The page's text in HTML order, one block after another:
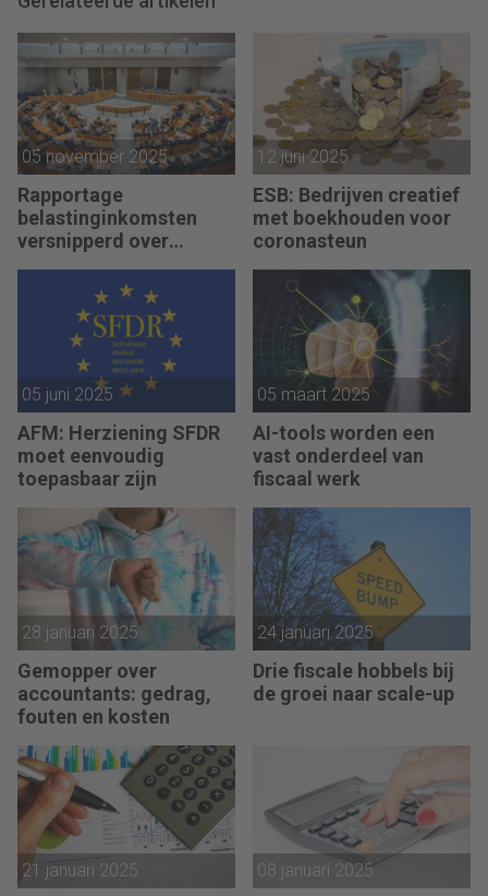
05 november 2025
Rapportage
belastinginkomsten
versnipperd over
jaarverslagen
12 juni 2025
ESB: Bedrijven creatief
met boekhouden voor
coronasteun
05 juni 2025
AFM: Herziening SFDR
moet eenvoudig
toepasbaar zijn
05 maart 2025
AI-tools worden een
vast onderdeel van
fiscaal werk
28 januari 2025
Gemopper over
accountants: gedrag,
fouten en kosten
24 januari 2025
Drie fiscale hobbels bij
de groei naar scale-up
21 januari 2025 08 januari 2025